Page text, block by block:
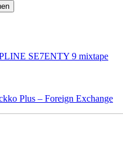
SE7ENTY 9 mixtape
Plus – Foreign Exchange